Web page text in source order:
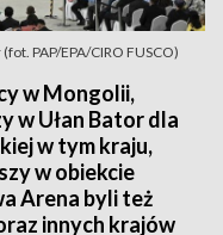
PAP/EPA/CIRO FUSCO)
w Mongolii,
w Ułan Bator dla
w tym kraju,
w obiekcie
Arena byli też
innych krajów